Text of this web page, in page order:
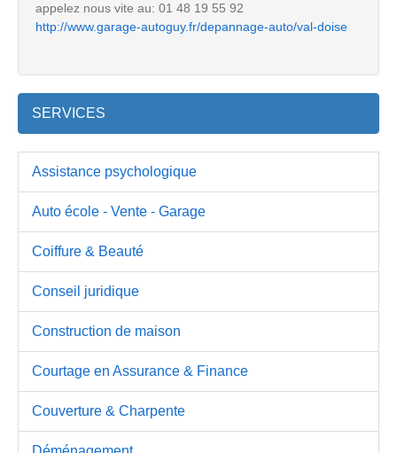
appelez nous vite au: 01 48 19 55 92
http://www.garage-autoguy.fr/depannage-auto/val-doise
SERVICES
Assistance psychologique
Auto école - Vente - Garage
Coiffure & Beauté
Conseil juridique
Construction de maison
Courtage en Assurance & Finance
Couverture & Charpente